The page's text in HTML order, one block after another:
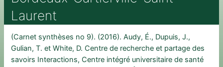
Laurent
(Carnet synthèses no 9). (2016). Audy, É., Dupuis, J.,
Gulian, T. et White, D. Centre de recherche et partage des
savoirs Interactions, Centre intégré universitaire de santé